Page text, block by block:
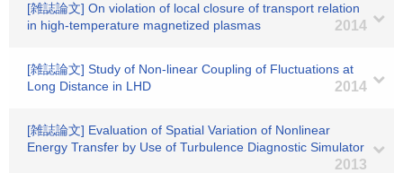
[雑誌論文] On violation of local closure of transport relation
in high-temperature magnetized plasmas
2014
[雑誌論文] Study of Non-linear Coupling of Fluctuations at
Long Distance in LHD
2014
[雑誌論文] Evaluation of Spatial Variation of Nonlinear
Energy Transfer by Use of Turbulence Diagnostic Simulator
2013